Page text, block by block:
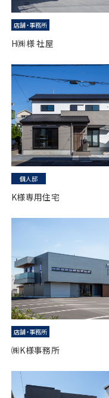
店舗・事務所
H㈱様 社屋
個人邸
K様専用住宅
店舗・事務所
㈱K様事務所